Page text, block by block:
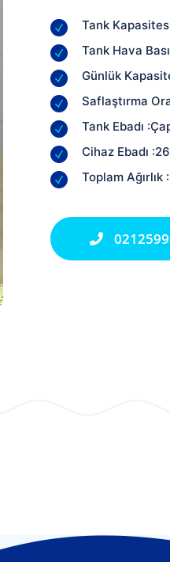
Tank
Tank Hava
Günlük
Saflaştırma
Tank Ebadı
Cihaz Ebadı
Toplam Ağırlık